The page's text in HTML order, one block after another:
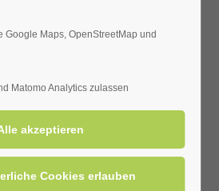
Einwohnerkarte
Anzahl an Sitzplätzen zur
Bad Westernkotten, Telefon: 0
Google Maps, OpenStreetMap und
Matomo Analytics zulassen